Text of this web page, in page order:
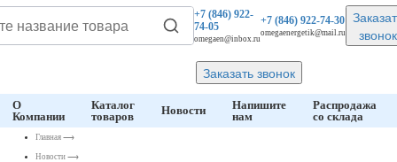
+7 (846)922-
74-05
omegaen@inbox.ru
+7 (846)922-74-30
omegaenergetik@mail.ru
звонок
Заказать звонок
О
Компании
Каталог
товаров
Новости
Напишите
нам
Распродажа
со склада
Главная ⟶
Новости ⟶